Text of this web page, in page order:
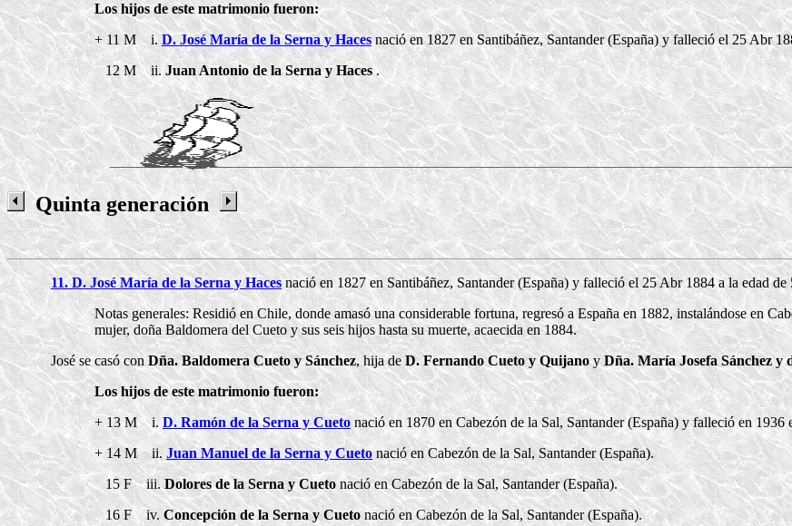
Los hijos de este matrimonio fueron:
+ 11 M i.D. José María de la Serna y Hacesnació en 1827 en Santibáñez, Santander (España) y falleció el 25 Abr
12 M ii. Juan Antonio de la Serna y Haces.
Quinta generación
11. D. José María de la Serna y Hacesnació en 1827 en Santibáñez, Santander (España) y falleció el 25 Abr 1884 a la edad de
Notas generales: Residió en Chile, donde amasó una considerable fortuna, regresó a España en 1882, instalándose en
mujer, doña Baldomera del Cueto y sus seis hijos hasta su muerte, acaecida en 1884.
José se casó conDña. Baldomera Cueto y Sánchez, hija de D. Fernando Cueto y QuijanoyDña. María Josefa Sánchez y
Los hijos de este matrimonio fueron:
+ 13 M i.D. Ramón de la Serna y Cuetonació en 1870 en Cabezón de la Sal, Santander (España) y falleció en 1936
+ 14 M ii. Juan Manuel de la Serna y Cuetonació en Cabezón de la Sal, Santander (España).
15 F iii.Dolores de la Serna y Cueto nació en Cabezón de la Sal, Santander (España).
16 F iv. Concepción de la Serna y Cuetonació en Cabezón de la Sal, Santander (España).